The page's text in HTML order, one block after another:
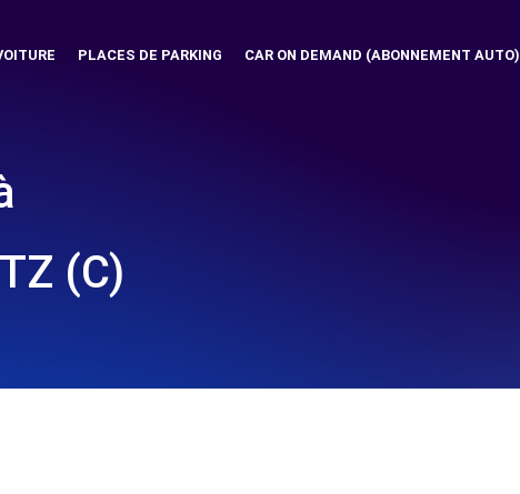
PLACES DE PARKING CAR ON DEMAND (ABONNEMENT AUTO)
(C)